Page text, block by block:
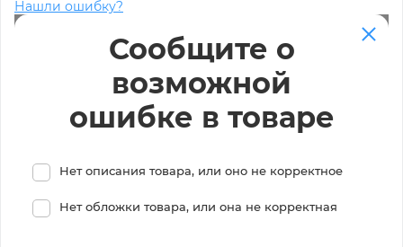
Нашли ошибку?
Сообщите о
возможной
ошибке в товаре
Нет описания товара, или оно не корректное
Нет обложки товара, или она не корректная